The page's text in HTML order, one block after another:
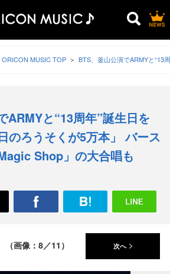
ORICON MUSIC TOP BTS、釜山公演でARMYと“13
ARMYと“13周年”誕生日を
のろうそくが5万本」 バース
Shop」の大合唱も
（画像：8／11） 次へ